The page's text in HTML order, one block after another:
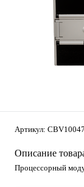
Артикул: CBV10047
Описание
Процессорный